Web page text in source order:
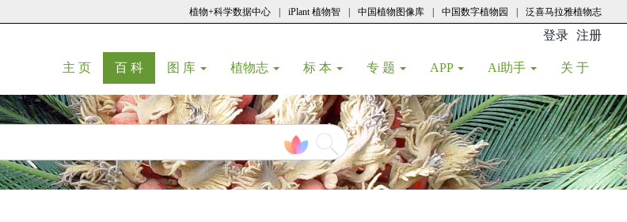
植物+科学数据中心 iPlant 植物智 中国植物图像库 中国数字植物园 泛喜马拉雅植物志
登录 注册
主 页(current)
百 科(current)
图 库 植物志 标 本 专 题 APP Ai助手 关 于